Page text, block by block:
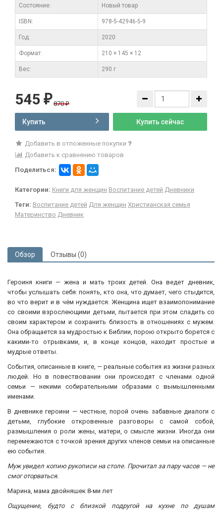
Состояние: Новый товар
ISBN: 978-5-42946-5-9
Год: 2020
Формат: 210 × 145 × 12
Вес: 290 г
545 ₽ 870₽
Купить Купить сейчас
Добавить в отложенные покупки
Добавить к сравнению товаров
Поделиться:
Категории: Книги для женщин Воспитание детей Дневники
Теги: Воспитание детей Для женщин Христианская семья
Материнство Дневник
Обзор Отзывы (0)
Героиня книги — жена и мать троих детей. Она ведет дневник,
чтобы услышать себя: понять, кто она, что думает, чего стыдится,
во что верит и в чём нуждается. Женщина ищет взаимопонимание
со своими взрослеющими детьми, пытается при этом сладить со
своим характером и сохранить близость в отношениях с мужем.
Она обращается за мудростью к Библии, порою открыто борется с
какими-то отрывками, и, в конце концов, находит простые и
мудрые ответы.
События, описанные в книге, — реальные события из жизни разных
людей. Но в повествовании они происходят с членами одной
семьи — некими собирательными образами с вымышленными
именами.
В дневнике героини — честные, порой очень забавные диалоги с
детьми, глубокие откровенные разговоры с самой собой,
размышления о роли жены, матери, о смысле жизни. Иногда они
перемежаются с точкой зрения других членов семьи на описанные
ею события.
Муж увидел копию рукописи на столе. Прочитал за пару часов — не
смог оторваться.
Марина, мама двойняшек 8-ми лет
Ощущение, будто с близкой подругой на кухне по душам